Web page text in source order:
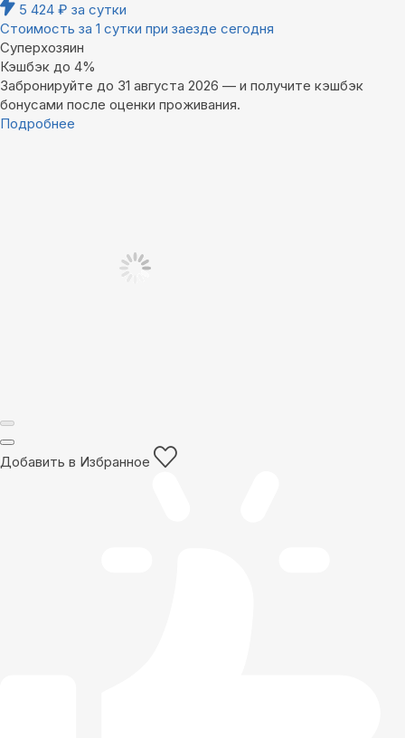
5 424 ₽ за сутки
Стоимость за 1 сутки при заезде сегодня
Суперхозяин
Кэшбэк до 4%
Забронируйте до 31 августа 2026 — и получите кэшбэк
бонусами после оценки проживания.
Подробнее
Добавить в Избранное